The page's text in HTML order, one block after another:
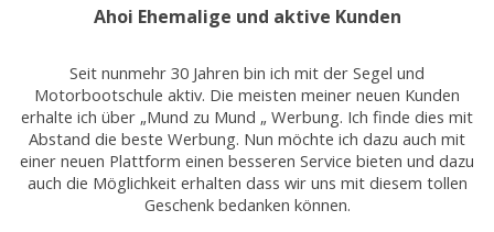
Ahoi Ehemalige und aktive Kunden
Seit nunmehr 30 Jahren bin ich mit der Segel und
Motorbootschule aktiv. Die meisten meiner neuen Kunden
erhalte ich über „Mund zu Mund „ Werbung. Ich finde dies mit
Abstand die beste Werbung. Nun möchte ich dazu auch mit
einer neuen Plattform einen besseren Service bieten und dazu
auch die Möglichkeit erhalten dass wir uns mit diesem tollen
Geschenk bedanken können.